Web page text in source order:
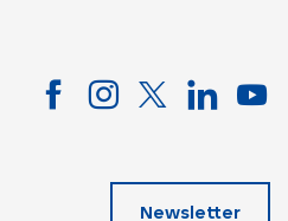
Newsletter